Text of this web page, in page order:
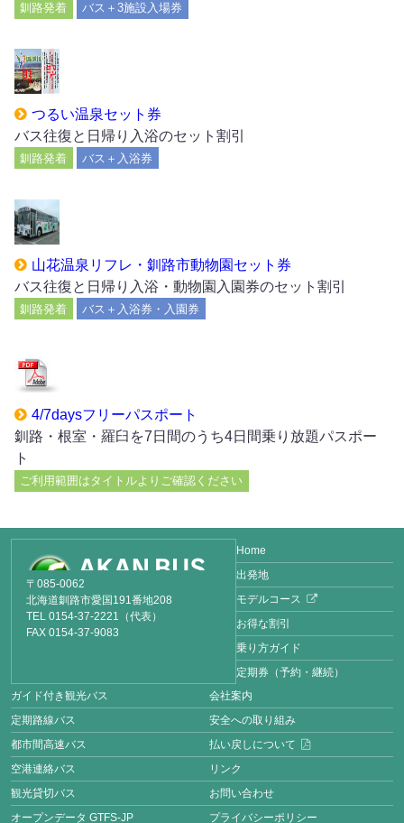
釧路発着 バス＋3施設入場券
つるい温泉セット券
バス往復と日帰り入浴のセット割引
釧路発着 バス＋入浴券
山花温泉リフレ・釧路市動物園セット券
バス往復と日帰り入浴・動物園入園券のセット割引
釧路発着 バス＋入浴券・入園券
4/7daysフリーパスポート
釧路・根室・羅臼を7日間のうち4日間乗り放題パスポー
ト
ご利用範囲はタイトルよりご確認ください
〒085-0062
北海道釧路市愛国191番地208
TEL 0154-37-2221（代表）
FAX 0154-37-9083
Home
出発地
モデルコース
お得な割引
乗り方ガイド
定期券（予約・継続）
ガイド付き観光バス
定期路線バス
都市間高速バス
空港連絡バス
観光貸切バス
オープンデータ GTFS-JP
会社案内
安全への取り組み
払い戻しについて
リンク
お問い合わせ
プライバシーポリシー